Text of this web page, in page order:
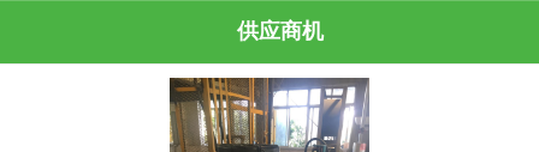
供应商机